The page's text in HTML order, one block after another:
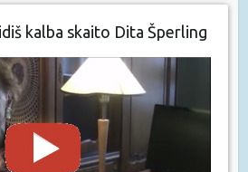
kalba skaito Dita Šperling